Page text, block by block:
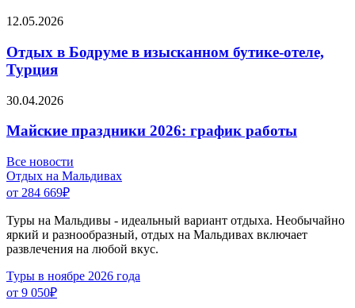
12.05.2026
Отдых в Бодруме в изысканном бутике-отеле,
Турция
30.04.2026
Майские праздники 2026: график работы
Все новости
Отдых на Мальдивах
от 284 669₽
Туры на Мальдивы - идеальный вариант отдыха. Необычайно
яркий и разнообразный, отдых на Мальдивах включает
развлечения на любой вкус.
Туры в ноябре 2026 года
от 9 050₽